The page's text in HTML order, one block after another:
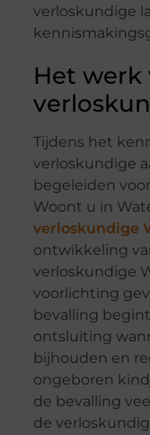
verloskundige
Het werk
Tijdens het
verloskundige
begeleiden
Woont u in
verloskundige
ontwikkeling
verloskundige
voorlichting
bevalling
ontsluiting
bijhouden en
ongeboren
de bevalling
de